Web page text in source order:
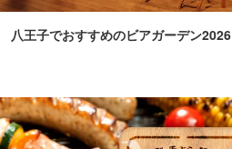
八王子でおすすめのビアガーデン2026